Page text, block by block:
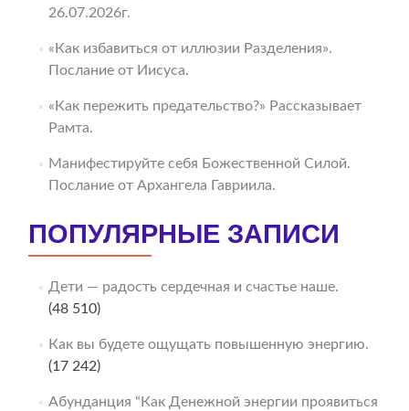
26.07.2026г.
«Как избавиться от иллюзии Разделения».
Послание от Иисуса.
«Как пережить предательство?» Рассказывает
Рамта.
Манифестируйте себя Божественной Силой.
Послание от Архангела Гавриила.
ПОПУЛЯРНЫЕ ЗАПИСИ
Дети — радость сердечная и счастье наше.
(48 510)
Как вы будете ощущать повышенную энергию.
(17 242)
Абунданция “Как Денежной энергии проявиться